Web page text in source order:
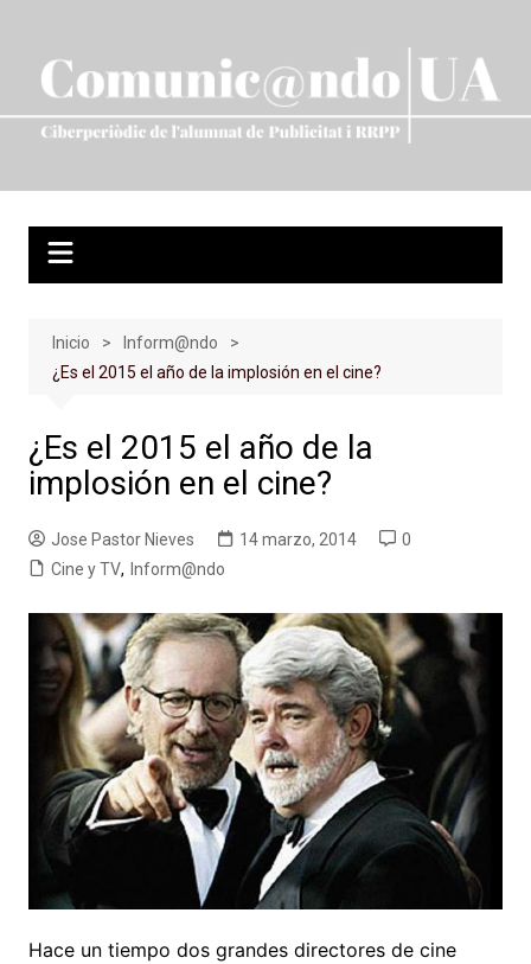
contenido
Inicio
Inform@ndo
¿Es el 2015 el año de la implosión en el cine?
¿Es el 2015 el año de la
implosión en el cine?
Jose Pastor Nieves 14 marzo, 2014
0
Cine y TV, Inform@ndo
Hace un tiempo dos grandes directores de cine